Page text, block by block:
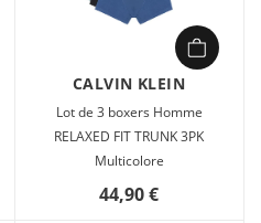
CALVIN KLEIN
Lot de 3 boxers Homme
RELAXED FIT TRUNK 3PK
Multicolore
44,90 €